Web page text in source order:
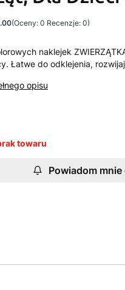
(Oceny: 0 Recenzje: 0)
naklejek
Łatwe do odklejenia,
opisu
towaru
Powiadom